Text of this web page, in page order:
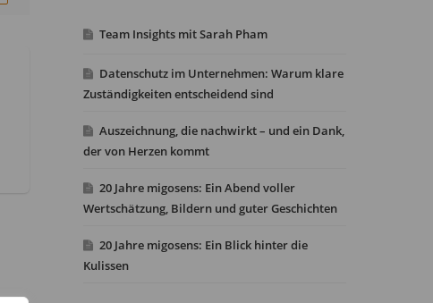
Team Insights mit Sarah Pham
Datenschutz im Unternehmen: Warum klare
Zuständigkeiten entscheidend sind
Auszeichnung, die nachwirkt – und ein Dank,
der von Herzen kommt
20 Jahre migosens: Ein Abend voller
Wertschätzung, Bildern und guter Geschichten
20 Jahre migosens: Ein Blick hinter die
Kulissen